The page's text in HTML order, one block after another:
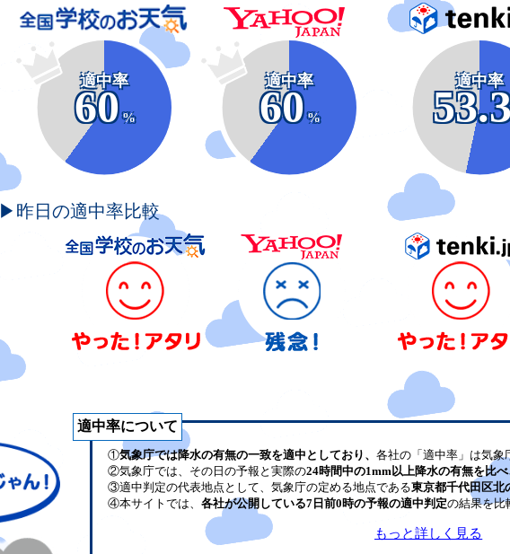
適中率
60
%
適中率
60
%
適中率
▶昨日の適中率比較
適中率について
①気象庁では降水の有無の一致を適中としており、 各社の「適中率」は気象
②気象庁では、その日の予報と実際の24時間中の1mm以上降水の有無を比べ
③適中判定の代表地点として、気象庁の定める地点である東京都千代田区北
④本サイトでは、 各社が公開している7日前0時の予報の適中判定の結果を比
もっと詳しく見る